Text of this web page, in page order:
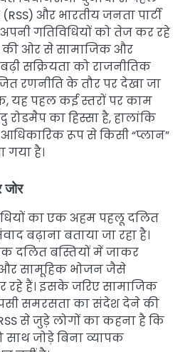
और भारतीय जनता पार्टी
गतिविधियों को तेज कर रहे
की ओर से सामाजिक और
सक्रियता को राजनीतिक
रणनीति के तौर पर देखा जा
यह पहल कई स्तरों पर काम
का हिस्सा है, हालांकि
रूप से किसी “प्लान”
है।
का एक अहम पहलू दलित
बढ़ाना बताया जा रहा है।
दलित बस्तियों में जाकर
सामूहिक भोजन जैसे
रहे हैं। इसके जरिए सामाजिक
समरसता का संदेश देने की
से जुड़े लोगों का कहना है कि
जोड़े बिना व्यापक